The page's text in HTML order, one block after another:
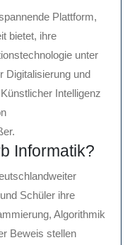
Plattform,
bietet, ihre
unter
Digitalisierung und
Intelligenz
Informatik?
Schüler ihre
Algorithmik
Beweis stellen